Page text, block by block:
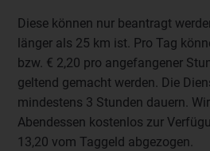
Diese können nur beantragt
länger als 25 km ist. Pro Tag
bzw. € 2,20 pro angefangener
geltend gemacht werden. Die
mindestens 3 Stunden dauern.
Abendessen kostenlos zur
13,20 vom Taggeld abgezogen.